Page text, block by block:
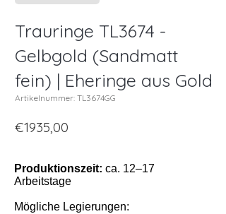
Trauringe TL3674 -
Gelbgold (Sandmatt
fein) | Eheringe aus Gold
Artikelnummer: TL3674GG
€1935,00
Produktionszeit: ca. 12–17
Arbeitstage
Mögliche Legierungen: